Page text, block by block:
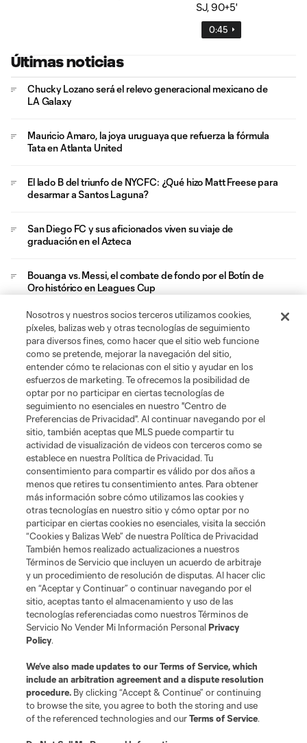
0:45
Últimas noticias
Chucky Lozano será el relevo generacional mexicano de
LA Galaxy
Mauricio Amaro, la joya uruguaya que refuerza la fórmula
Tata en Atlanta United
El lado B del triunfo de NYCFC: ¿Qué hizo Matt Freese para
desarmar a Santos Laguna?
San Diego FC y sus aficionados viven su viaje de
graduación en el Azteca
Bouanga vs. Messi, el combate de fondo por el Botín de
Oro histórico en Leagues Cup
Griezmann vuelve a ganar en un torneo internacional y
mantiene su ritual
Acerca de MLS
Social
Tienda
Club Sites
Términos de servicio Política de privacidad
No vender mi información
Cookies Settings
©2026 MLS. El nombre y escudo de la Major League Soccer y MLS son
marcas registradas de League Soccer, L.L.C. (“MLS”). Los nombres y logos
de los equipos de la MLS están registrados y son marcas bajo ley común
desautorizado está prohibido.
Nosotros y nuestros socios terceros utilizamos cookies,
píxeles, balizas web y otras tecnologías de seguimiento
para diversos fines, como hacer que el sitio web funcione
como se pretende, mejorar la navegación del sitio,
entender cómo te relacionas con el sitio y ayudar en los
esfuerzos de marketing. Te ofrecemos la posibilidad de
optar por no participar en ciertas tecnologías de
seguimiento no esenciales en nuestro "Centro de
Preferencias de Privacidad". Al continuar navegando por el
sitio, también aceptas que MLS puede compartir tu
actividad de visualización de videos con terceros como se
establece en nuestra Política de Privacidad. Tu
consentimiento para compartir es válido por dos años a
menos que retires tu consentimiento antes. Para obtener
más información sobre cómo utilizamos las cookies y
otras tecnologías en nuestro sitio y cómo optar por no
participar en ciertas cookies no esenciales, visita la sección
“Cookies y Balizas Web” de nuestra Política de Privacidad
También hemos realizado actualizaciones a nuestros
Términos de Servicio que incluyen un acuerdo de arbitraje
y un procedimiento de resolución de disputas. Al hacer clic
en “Aceptar y Continuar” o continuar navegando por el
sitio, aceptas tanto el almacenamiento y uso de las
tecnologías referenciadas como nuestros Términos de
Servicio No Vender Mi Información PersonalPrivacy
Policy.
We’ve also made updates to ourTerms of Service, which
include an arbitration agreement and a dispute resolution
procedure. By clicking “Accept & Continue” or continuing
to browse the site, you agree to both the storing and use
of the referenced technologies and ourTerms of Service.